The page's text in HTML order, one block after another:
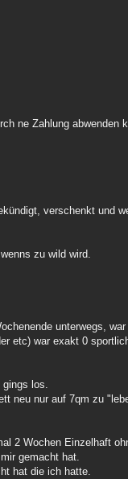
ne Zahlung abwenden
verschenkt und
zu wild wird.
unterwegs,
etc) war exakt 0
gings los.
neu nur auf 7qm zu
2 Wochen Einzelhaft
gemacht hat.
hat die ich hatte.